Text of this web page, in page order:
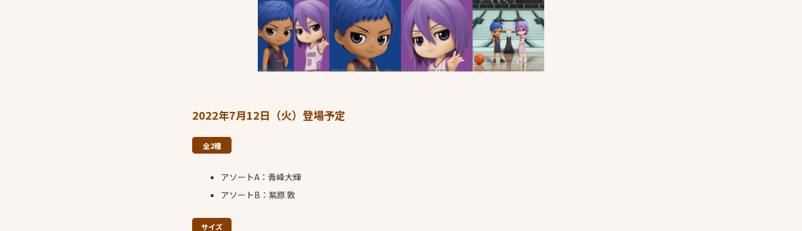
2022年7月12日（火）登場予定
全2種
アソートA：青峰大輝
アソートB：紫原 敦
サイズ